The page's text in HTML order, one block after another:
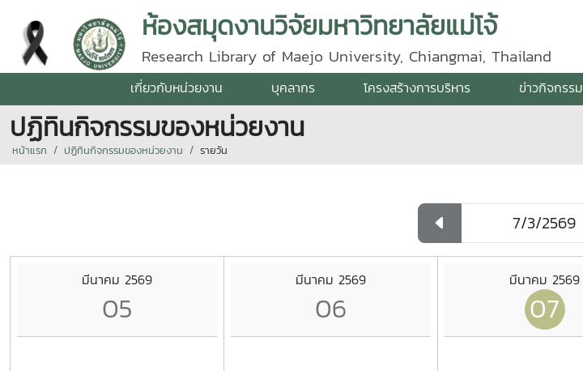
ห้องสมุดงานวิจัยมหาวิทยาลัยแม่โจ้
Research Library of Maejo University, Chiangmai, Thailand
เกี่ยวกับหน่วยงาน บุคลากร โครงสร้างการบริหาร ข่าวกิจกรรม
ปฏิทินกิจกรรมของหน่วยงาน
หน้าแรก ปฏิทินกิจกรรมของหน่วยงาน รายวัน
มีนาคม 2569
05
มีนาคม 2569
06
มีนาคม 2569
07